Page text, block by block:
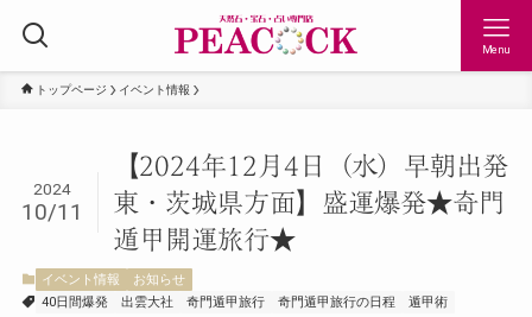
Menu
トップページ イベント情報
【2024年12月4日（水）早朝出発
東・茨城県方面】盛運爆発★奇門
遁甲開運旅行★
2024
10/11
イベント情報
お知らせ
40日間爆発
出雲大社 奇門遁甲旅行 奇門遁甲旅行の日程 遁甲術